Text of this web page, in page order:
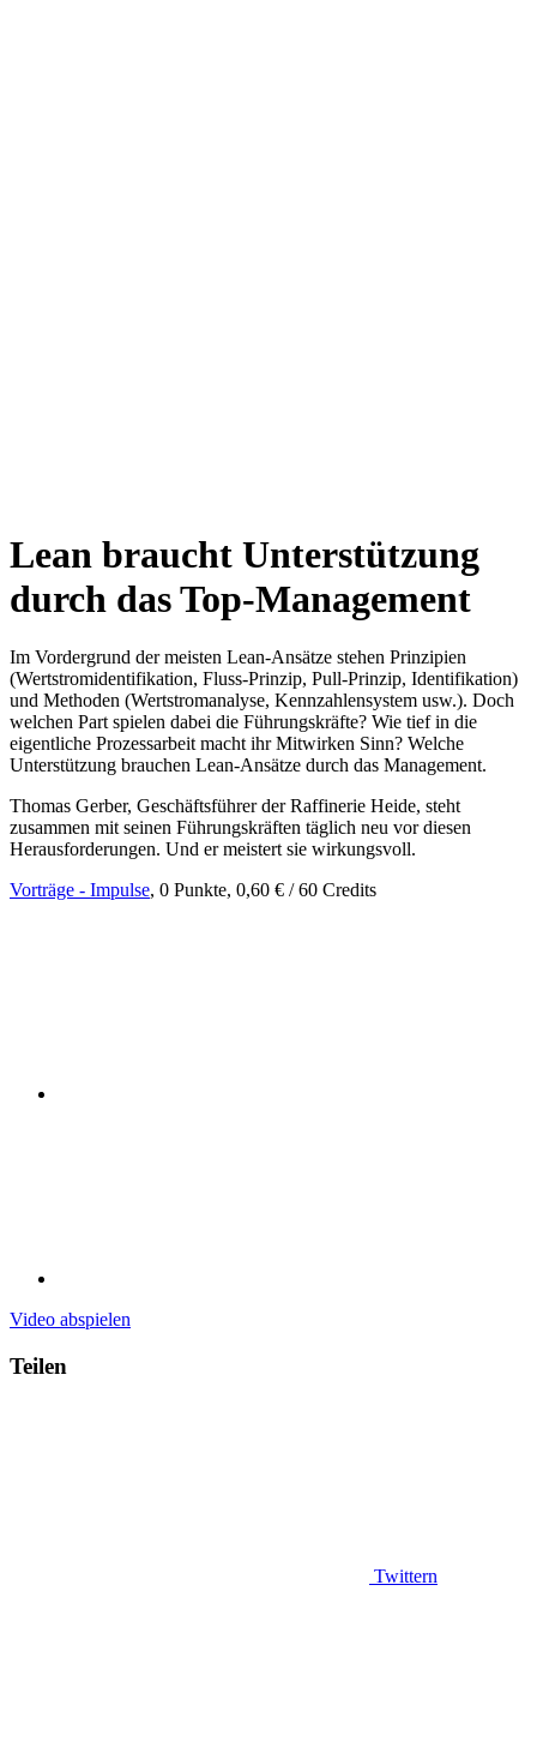
Lean braucht Unterstützung
durch das Top-Management
Im Vordergrund der meisten Lean-Ansätze stehen Prinzipien
(Wertstromidentifikation, Fluss-Prinzip, Pull-Prinzip, Identifikation)
und Methoden (Wertstromanalyse, Kennzahlensystem usw.). Doch
welchen Part spielen dabei die Führungskräfte? Wie tief in die
eigentliche Prozessarbeit macht ihr Mitwirken Sinn? Welche
Unterstützung brauchen Lean-Ansätze durch das Management.
Thomas Gerber, Geschäftsführer der Raffinerie Heide, steht
zusammen mit seinen Führungskräften täglich neu vor diesen
Herausforderungen. Und er meistert sie wirkungsvoll.
Vorträge - Impulse, 0 Punkte, 0,60 € / 60 Credits
Video abspielen
Teilen
Twittern